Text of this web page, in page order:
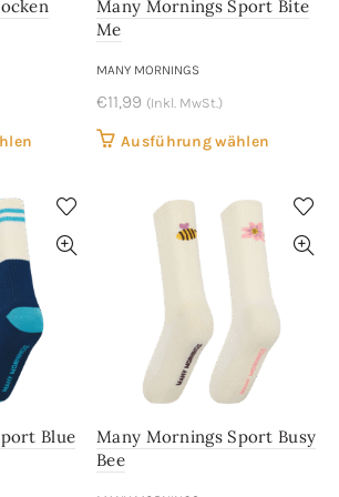
Produktseite
weist
mehrere
Varianten
auf.
Die
Optionen
Produktseite
Many Mornings Sport Bite
Me
MANY MORNINGS
€11,99 (Inkl. MwSt.)
Ausführung wählen
weist
mehrere
auf.
Die
Blue
Many Mornings Sport Busy
Bee